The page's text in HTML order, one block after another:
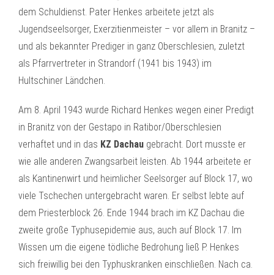
dem Schuldienst. Pater Henkes arbeitete jetzt als
Jugendseelsorger, Exerzitienmeister – vor allem in Branitz –
und als bekannter Prediger in ganz Oberschlesien, zuletzt
als Pfarrvertreter in Strandorf (1941 bis 1943) im
Hultschiner Ländchen.
Am 8. April 1943 wurde Richard Henkes wegen einer Predigt
in Branitz von der Gestapo in Ratibor/Oberschlesien
verhaftet und in das KZ Dachau gebracht. Dort musste er
wie alle anderen Zwangsarbeit leisten. Ab 1944 arbeitete er
als Kantinenwirt und heimlicher Seelsorger auf Block 17, wo
viele Tschechen untergebracht waren. Er selbst lebte auf
dem Priesterblock 26. Ende 1944 brach im KZ Dachau die
zweite große Typhusepidemie aus, auch auf Block 17. Im
Wissen um die eigene tödliche Bedrohung ließ P. Henkes
sich freiwillig bei den Typhuskranken einschließen. Nach ca.